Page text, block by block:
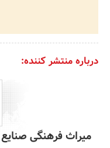
درباره منتشر کننده:
میراث فرهنگی